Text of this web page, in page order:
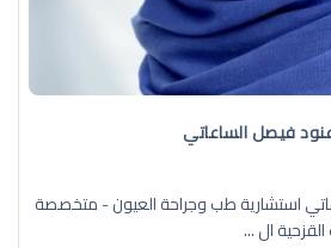
فيصل الساعاتي
استشارية طب وجراحة العيون - متخصصة
ال ...